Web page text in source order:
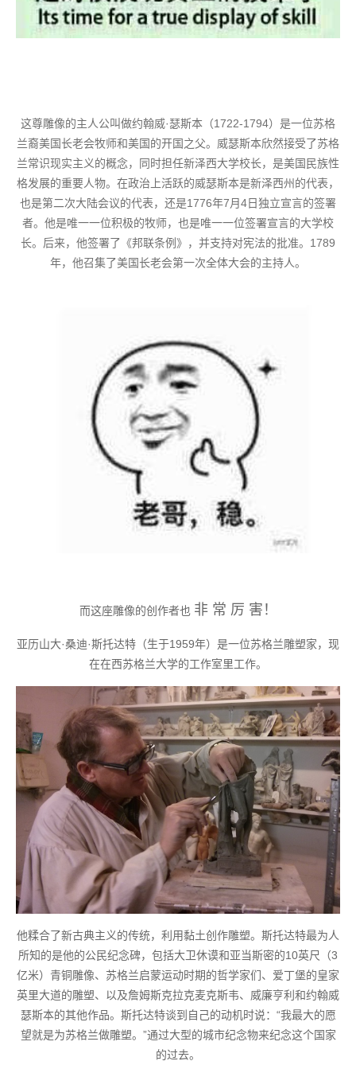
这尊雕像的主人公叫做约翰威·瑟斯本（1722-1794）是一位苏格
兰裔美国长老会牧师和美国的开国之父。威瑟斯本欣然接受了苏格
兰常识现实主义的概念，同时担任新泽西大学校长，是美国民族性
格发展的重要人物。在政治上活跃的威瑟斯本是新泽西州的代表，
也是第二次大陆会议的代表，还是1776年7月4日独立宣言的签署
者。他是唯一一位积极的牧师，也是唯一一位签署宣言的大学校
长。后来，他签署了《邦联条例》，并支持对宪法的批准。1789
年，他召集了美国长老会第一次全体大会的主持人。
而这座雕像的创作者也 非 常 厉 害！
亚历山大·桑迪·斯托达特（生于1959年）是一位苏格兰雕塑家，现
在在西苏格兰大学的工作室里工作。
他糅合了新古典主义的传统，利用黏土创作雕塑。斯托达特最为人
所知的是他的公民纪念碑，包括大卫休谟和亚当斯密的10英尺（3
亿米）青铜雕像、苏格兰启蒙运动时期的哲学家们、爱丁堡的皇家
英里大道的雕塑、以及詹姆斯克拉克麦克斯韦、威廉亨利和约翰威
瑟斯本的其他作品。斯托达特谈到自己的动机时说：“我最大的愿
望就是为苏格兰做雕塑。”通过大型的城市纪念物来纪念这个国家
的过去。